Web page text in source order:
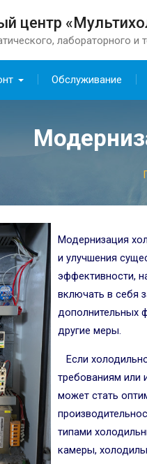
центр
лабораторного и
Обслуживание
Модернизация
и улучшения
эффективности,
включать в себя
дополнительных
другие меры.
Если
требованиям или
может стать
типами
камеры,